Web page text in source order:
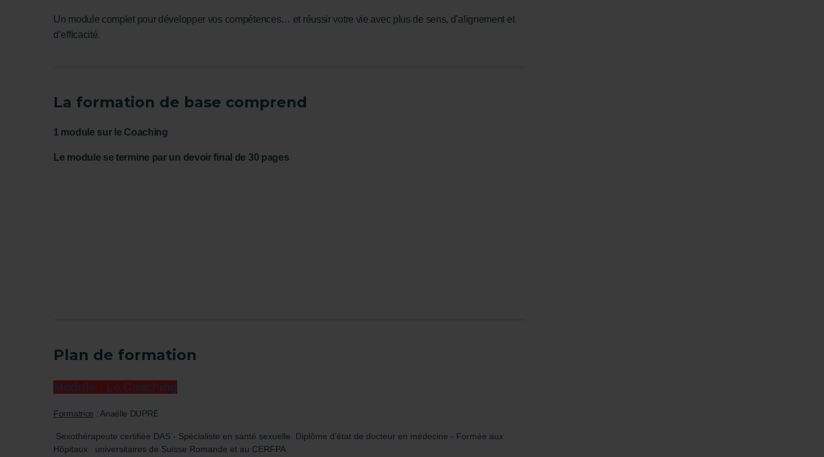
Un module complet pour développer vos compétences… et réussir votre vie avec plus de sens, d’alignement et
d’efficacité.
La formation de base comprend
1 module sur le Coaching
Le module se termine par un devoir final de 30 pages
Plan de formation
Module : Le Coaching
Formatrice : Anaëlle DUPRÉ
Sexothérapeute certifiée DAS - Spécialiste en santé sexuelle. Diplôme d'état de docteur en médecine - Formée aux
Hôpitaux universitaires de Suisse Romande et au CERFPA